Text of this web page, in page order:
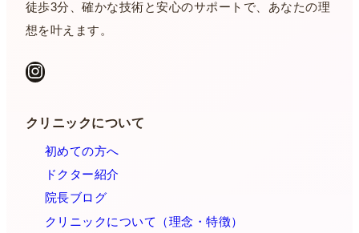
徒歩3分、確かな技術と安心のサポートで、あなたの理
想を叶えます。
Instagram
クリニックについて
初めての方へ
ドクター紹介
院長ブログ
クリニックについて（理念・特徴）